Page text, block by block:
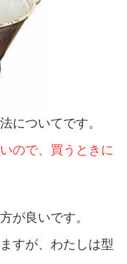
についてです。
ので、買うときに
が良いです。
すが、わたしは型